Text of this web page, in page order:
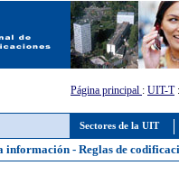
Sectores de la UIT
Página principal : UIT-T:
información - Reglas de